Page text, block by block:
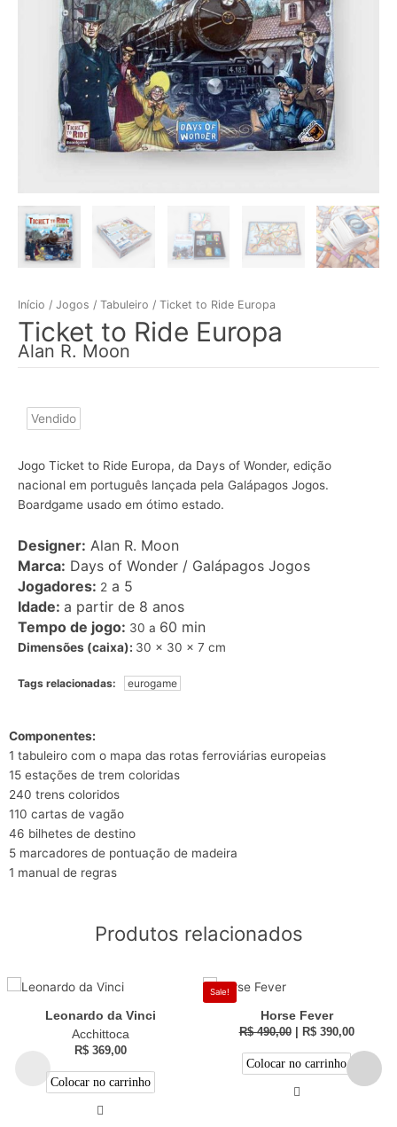
Início / Jogos / Tabuleiro / Ticket to Ride Europa
Ticket to Ride Europa
Alan R. Moon
Vendido
Jogo Ticket to Ride Europa, da Days of Wonder, edição
nacional em português lançada pela Galápagos Jogos.
Boardgame usado em ótimo estado.
Designer: Alan R. Moon
Marca: Days of Wonder / Galápagos Jogos
Jogadores: 2 a 5
Idade: a partir de 8 anos
Tempo de jogo: 30 a 60 min
Dimensões (caixa): 30 x 30 x 7 cm
Tags relacionadas: eurogame
Componentes:
1 tabuleiro com o mapa das rotas ferroviárias europeias
15 estações de trem coloridas
240 trens coloridos
110 cartas de vagão
46 bilhetes de destino
5 marcadores de pontuação de madeira
1 manual de regras
Produtos relacionados
Leonardo da Vinci
Acchittoca
R$369,00
Colocar no carrinho
Sale!
Horse Fever
R$490,00| R$390,00
Colocar no carrinho